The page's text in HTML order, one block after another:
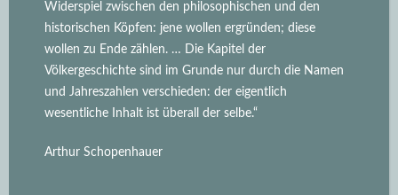
Widerspiel zwischen den philosophischen und den
historischen Köpfen: jene wollen ergründen; diese
wollen zu Ende zählen. … Die Kapitel der
Völkergeschichte sind im Grunde nur durch die Namen
und Jahreszahlen verschieden: der eigentlich
wesentliche Inhalt ist überall der selbe.“
Arthur Schopenhauer